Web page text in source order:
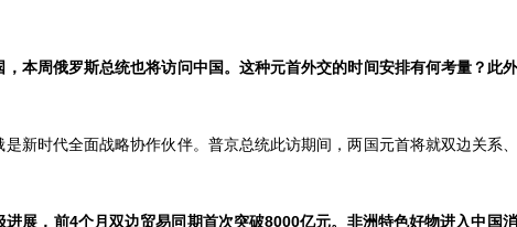
本周俄罗斯总统也将访问中国。这种元首外交的时间安排有何考量？此
新时代全面战略协作伙伴。普京总统此访期间，两国元首将就双边关系
展，前4个月双边贸易同期首次突破8000亿元。非洲特色好物进入中国